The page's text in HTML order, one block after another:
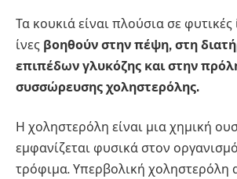
Τα κουκιά είναι πλούσια σε φυτικές
ίνες βοηθούν στην πέψη, στη
επιπέδων γλυκόζης και στην
συσσώρευσης χοληστερόλης.
Η χοληστερόλη είναι μια χημική
εμφανίζεται φυσικά στον
τρόφιμα. Υπερβολική χοληστερόλη